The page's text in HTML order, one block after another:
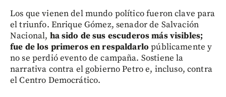
Los que vienen del mundo político fueron clave para
el triunfo. Enrique Gómez, senador de Salvación
Nacional, ha sido de sus escuderos más visibles;
fue de los primeros en respaldarlo públicamente y
no se perdió evento de campaña. Sostiene la
narrativa contra el gobierno Petro e, incluso, contra
el Centro Democrático.